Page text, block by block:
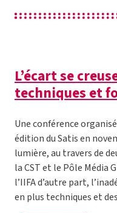
L’écart se
techniques et
Une conférence
édition du Satis en
lumière, au travers de
la CST et le Pôle Média
l’IIFA d’autre part,
en plus techniques et